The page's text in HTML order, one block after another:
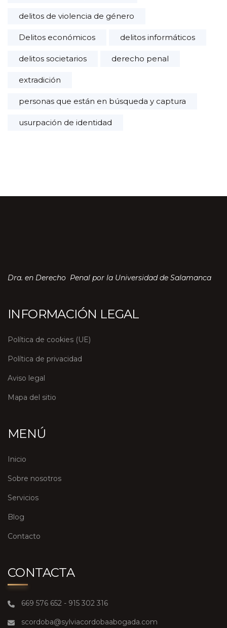
delitos de violencia de género
Delitos económicos delitos informáticos
delitos societarios derecho penal
extradición
personas que están en búsqueda y captura
usurpación de identidad
Dra. en Derecho Penal por la Universidad de Salamanca
INFORMACIÓN LEGAL
Política de cookies (UE)
Política de privacidad
Aviso legal
Mapa del sitio
MENÚ
Inicio
Sobre nosotros
Servicios
Blog
Contacto
CONTACTA
669 576 652 - 915 302 316
scordoba@sylviacordobaabogada.com